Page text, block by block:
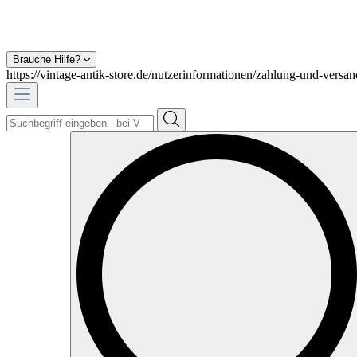
Brauche Hilfe?
https://vintage-antik-store.de/nutzerinformationen/zahlung-und-